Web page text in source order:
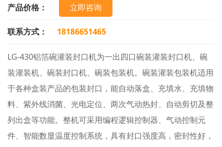
产品价格： 立即咨询
联系方式： 18186651465
LG-430铝箔碗灌装封口机为一出四口碗装灌装封口机、碗
装灌装机、碗装封口机、碗装包装机。碗装灌装包装机适用
于各种盒装产品的包装封口，能自动落盒、充填水、充填物
料、紫外线消菌、光电定位、两次气动热封、自动剪切及整
列出盒等功能。整机可采用编程逻辑控制器、气动控制元
件、智能数显温度控制系统，具有封口强度高，密封性好，